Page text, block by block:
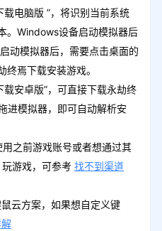
电脑版 ”，将识别当前系统
。Windows设备启动模拟器后
动模拟器后，需要点击桌面的
焉下载安装游戏。
安卓版”，可直接下载永劫终
进模拟器，即可自动解析安
之前游戏账号或者想通过其
游戏，可参考 找不到渠道
云方案，如果想自定义键